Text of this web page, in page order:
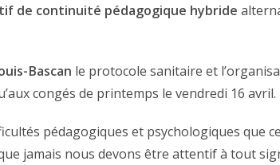
de continuité pédagogique hybride
Bascan le protocole sanitaire et
congés de printemps le vendredi 16 avril.
pédagogiques et psychologiques que
jamais nous devons être attentif à tout